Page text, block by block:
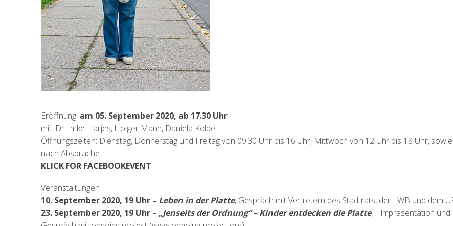
Eröffnung: am 05. September 2020, ab 17.30 Uhr
mit: Dr. Imke Harjes, Holger Mann, Daniela Kolbe
Öffnungszeiten: Dienstag, Donnerstag und Freitag von 09:30 Uhr bis 16 Uhr, Mittwoch von 12 Uhr bis 18 Uhr, sowie
nach Absprache.
KLICK FOR FACEBOOKEVENT
Veranstaltungen
10. September 2020, 19 Uhr – Leben in der Platte, Gespräch mit Vertretern des Stadtrats, der LWB und dem
23. September 2020, 19 Uhr– „Jenseits der Ordnung“– Kinder entdecken die Platte, Filmpräsentation und